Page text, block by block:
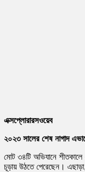
এক্সপ্লোরারসওয়েব
২০২৩ সালের শেষ নাগাদ
মোট ৩৪টি অভিযানে
চূড়ায় উঠতে পেরেছেন।